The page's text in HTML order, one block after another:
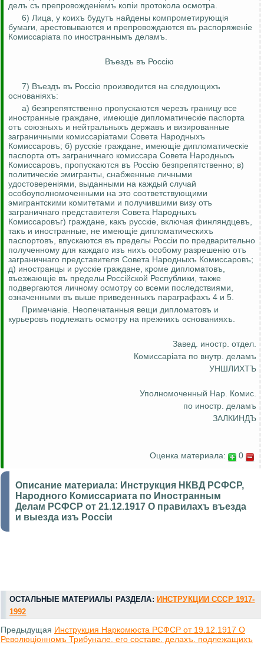
делъ съ препровожденiемъ копiи протокола осмотра.
6) Лица, у коихъ будутъ найдены компрометирующiя
бумаги, арестовываются и препровождаются въ распоряженiе
Комиссарiата по иностраннымъ деламъ.
Въездъ въ Россiю
7) Въездъ въ Россiю производится на следующихъ
основанiяхъ:
а) безпрепятственно пропускаются черезъ границу все
иностранные граждане, имеющiе дипломатическiе паспорта
отъ союзныхъ и нейтральныхъ державъ и визированные
заграничными комиссарiатами Совета Народныхъ
Комиссаровъ; б) русскiе граждане, имеющiе дипломатическiе
паспорта отъ заграничнаго комиссара Совета Народныхъ
Комиссаровъ, пропускаются въ Россiю безпрепятственно; в)
политическiе эмигранты, снабженные личными
удостоверенiями, выданными на каждый случай
особоуполномоченными на это соответствующими
эмигрантскими комитетами и получившими визу отъ
заграничнаго представителя Совета Народныхъ
Комиссаровъг) граждане, какъ русскiе, включая финляндцевъ,
такъ и иностранные, не имеющiе дипломатическихъ
паспортовъ, впускаются въ пределы Россiи по предварительно
полученному для каждаго изъ нихъ особому разрешенiю отъ
заграничнаго представителя Совета Народныхъ Комиссаровъ;
д) иностранцы и русскiе граждане, кроме дипломатовъ,
въезжающiе въ пределы Россiйской Республики, также
подвергаются личному осмотру со всеми последствиями,
означенными въ выше приведенныхъ параграфахъ 4 и 5.
Примечанiе. Неопечатанныя вещи дипломатовъ и
курьеровъ подлежатъ осмотру на прежнихъ основанияхъ.
Завед. иностр. отдел.
Комиссарiата по внутр. деламъ
УНШЛИХТЪ
Уполномоченный Нар. Комис.
по иностр. деламъ
ЗАЛКИНДЪ
Оценка материала: 0
Описание материала: Инструкция НКВД РСФСР,
Народного Комиссариата по Иностранным
Делам РСФСР от 21.12.1917 О правилахъ въезда
и выезда изъ Россiи
ОСТАЛЬНЫЕ МАТЕРИАЛЫ РАЗДЕЛА: ИНСТРУКЦИИ СССР 1917-
1992
Предыдущая Инструкция Наркомюста РСФСР от 19.12.1917 О
Революцiонномъ Трибунале. его составе. делахъ. подлежащихъ